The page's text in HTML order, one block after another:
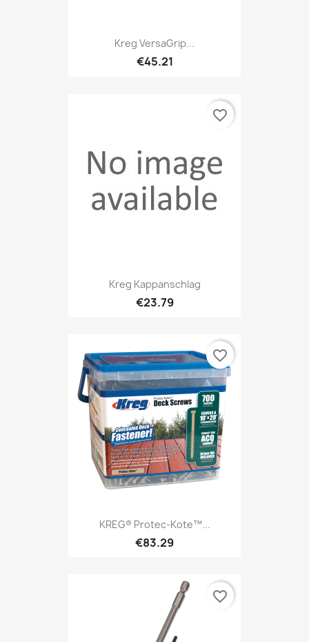
Kreg VersaGrip...
€45.21
Kreg Kappanschlag
€23.79
favorite_border
KREG® Protec-Kote™...
€83.29
favorite_border
favorite_border